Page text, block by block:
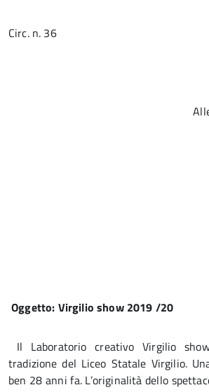
Circ. n. 36
Oggetto: Virgilio show 2019 /20
Il Laboratorio creativo Virgilio
tradizione del Liceo Statale Virgilio.
ben 28 anni fa. L’originalità dello